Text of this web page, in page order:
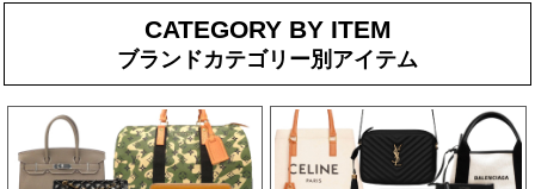
CATEGORY BY ITEM
ブランドカテゴリー別アイテム